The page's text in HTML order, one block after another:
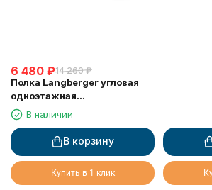
6 480 ₽14 260 ₽
Полка Langberger угловая
одноэтажная
хромированная 75260
В наличии
В корзину
Купить в 1 клик